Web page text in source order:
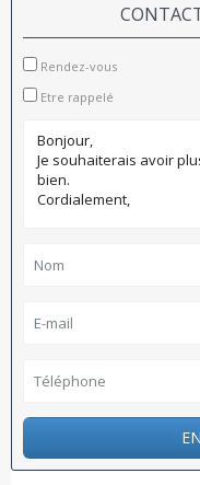
Rendez-vous
Etre rappelé